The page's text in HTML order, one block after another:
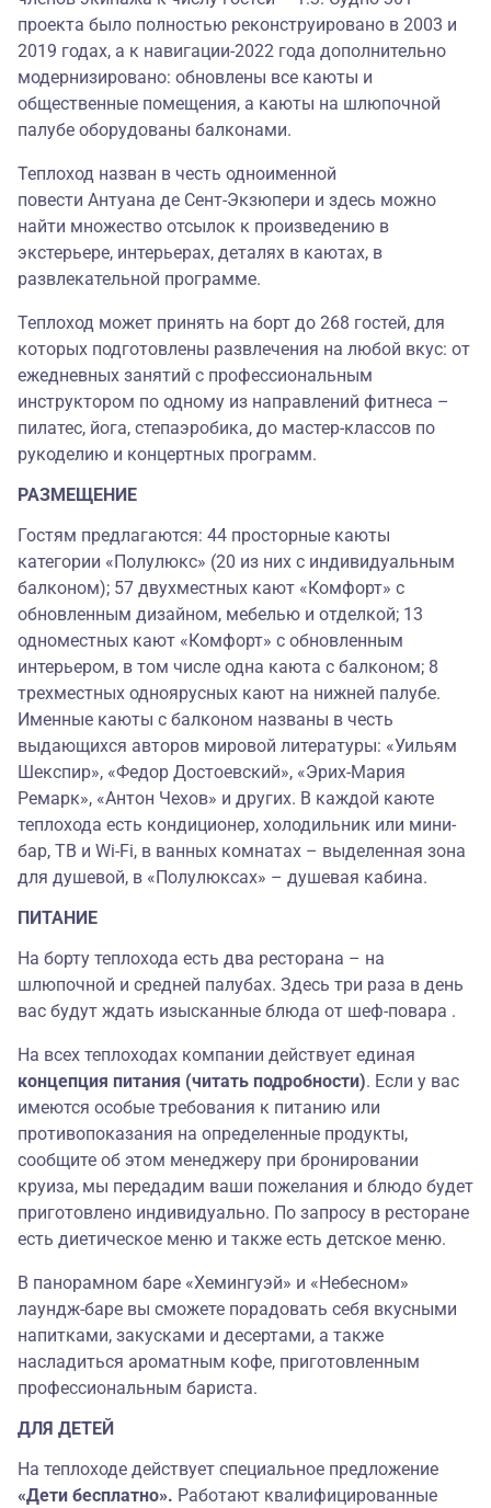
проекта было полностью реконструировано в 2003 и
2019 годах, а к навигации-2022 года дополнительно
модернизировано: обновлены все каюты и
общественные помещения, а каюты на шлюпочной
палубе оборудованы балконами.
Теплоход назван в честь одноименной
повести Антуана де Сент-Экзюпери и здесь можно
найти множество отсылок к произведению в
экстерьере, интерьерах, деталях в каютах, в
развлекательной программе.
Теплоход может принять на борт до 268 гостей, для
которых подготовлены развлечения на любой вкус: от
ежедневных занятий с профессиональным
инструктором по одному из направлений фитнеса –
пилатес, йога, степаэробика, до мастер-классов по
рукоделию и концертных программ.
РАЗМЕЩЕНИЕ
Гостям предлагаются: 44 просторные каюты
категории «Полулюкс» (20 из них с индивидуальным
балконом); 57 двухместных кают «Комфорт» с
обновленным дизайном, мебелью и отделкой; 13
одноместных кают «Комфорт» с обновленным
интерьером, в том числе одна каюта с балконом; 8
трехместных одноярусных кают на нижней палубе.
Именные каюты с балконом названы в честь
выдающихся авторов мировой литературы: «Уильям
Шекспир», «Федор Достоевский», «Эрих-Мария
Ремарк», «Антон Чехов» и других. В каждой каюте
теплохода есть кондиционер, холодильник или мини-
бар, ТВ и Wi-Fi, в ванных комнатах – выделенная зона
для душевой, в «Полулюксах» – душевая кабина.
ПИТАНИЕ
На борту теплохода есть два ресторана – на
шлюпочной и средней палубах. Здесь три раза в день
вас будут ждать изысканные блюда от шеф-повара .
На всех теплоходах компании действует единая
концепция питания (читать подробности). Если у вас
имеются особые требования к питанию или
противопоказания на определенные продукты,
сообщите об этом менеджеру при бронировании
круиза, мы передадим ваши пожелания и блюдо будет
приготовлено индивидуально. По запросу в ресторане
есть диетическое меню и также есть детское меню.
В панорамном баре «Хемингуэй» и «Небесном»
лаундж-баре вы сможете порадовать себя вкусными
напитками, закусками и десертами, а также
насладиться ароматным кофе, приготовленным
профессиональным бариста.
ДЛЯ ДЕТЕЙ
На теплоходе действует специальное предложение
«Дети бесплатно». Работают квалифицированные